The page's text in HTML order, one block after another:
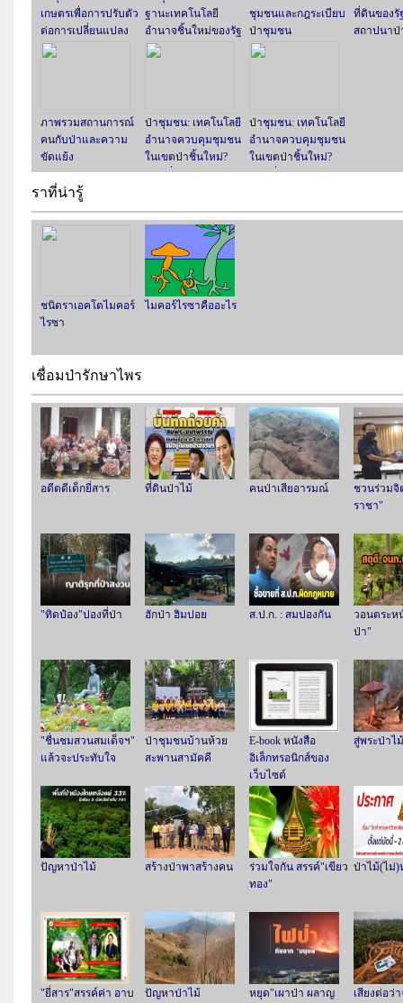
เกษตรเพื่อการปรับตัว
ต่อการเปลี่ยนแปลง
ของภูมิอากาศ
ฐานะเทคโนโลยี
อำนาจชิ้นใหม่ของรัฐ
ชุมชนและกฎระเบียบ
ป่าชุมชน
ที่ดินของรั
สถาปนา
ภาพรวมสถานการณ์
คนกับป่าและความ
ขัดแย้ง
ป่าชุมชน: เทคโนโลยี
อำนาจควบคุมชุมชน
ในเขตป่าชิ้นใหม่?
ตอนที่ 2
ป่าชุมชน: เทคโนโลยี
อำนาจควบคุมชุมชน
ในเขตป่าชิ้นใหม่?
ตอนที่ 1
ราที่น่ารู้
ชนิดราเอคโตไมคอร์
ไรซา
ไมคอร์ไรซาคืออะไร
เชื่อมป่ารักษาไพร
อดีตดีเด็กยี่สาร ที่ดินป่าไม้ คนป่าเสียอารมณ์
ชวนร่วมจิ
ราชา"
"ทิดป๋อง"ปองที่ป่า ฮักป่า ฮิมปอย ส.ป.ก. : สมปองกัน
วอนตระห
ป่า"
"ชื่นชมสวนสมเด็จฯ"
แล้วจะประทับใจ
ป่าชุมชนบ้านห้วย
สะพานสามัคคี
E-book หนังสือ
อิเล็กทรอนิกส์ของ
เว็บไซต์
สู่พระป่าไม้
ปัญหาป่าไม้ สร้างป่าพาสร้างคน
ร่วมใจกัน สรรค์"เขียว
ทอง"
ป่าไม้(ไม่
"ยี่สาร"สรรค์ค่า อาบ
ปัญหาป่าไม้
หยุด"เผาป่า ผลาญ
เสียงต่อว่